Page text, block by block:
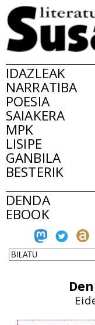
IDAZLEAK
NARRATIBA
POESIA
SAIAKERA
MPK
LISIPE
GANBILA
BESTERIK
DENDA
EBOOK